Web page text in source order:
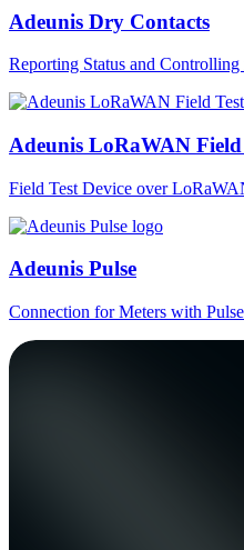
Adeunis Dry Contacts
Reporting Status and
Adeunis LoRaWAN Field
Field Test Device over
Adeunis Pulse
Connection for Meters with